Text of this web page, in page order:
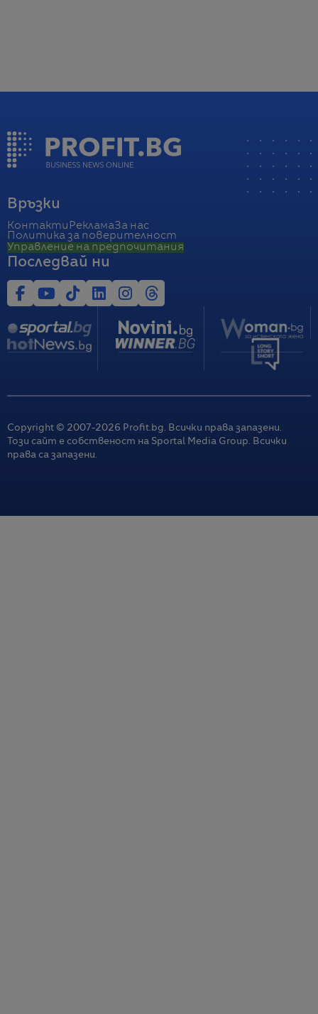
Връзки
Контакти РекламаЗа нас
Политика за поверителност
Управление на предпочитания
Последвай ни
Copyright © 2007-2026 Profit.bg. Всички права запазени.
Този сайт е собственост на Sportal Media Group. Всички
права са запазени.